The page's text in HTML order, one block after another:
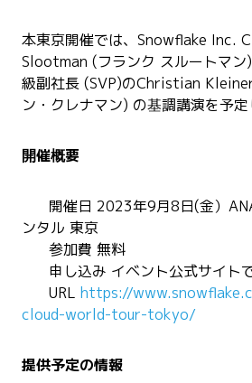
本東京開催では、Snowflake Inc.
Slootman (フランク スルートマン
級副社長 (SVP)のChristian
ン・クレナマン) の基調講演を予定
開催概要
開催日 2023年9月8日(金）
ンタル 東京
参加費 無料
申し込み イベント公式サイト
URL https://
cloud-world-tour-tokyo/
提供予定の情報